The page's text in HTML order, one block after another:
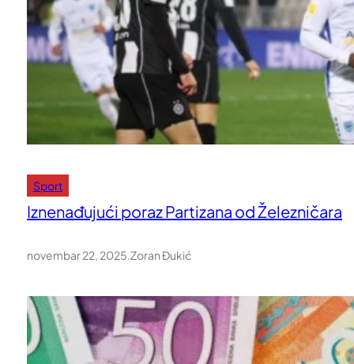
Sport
Iznenađujući poraz Partizana od Železničara
novembar 22, 2025.Zoran Đukić